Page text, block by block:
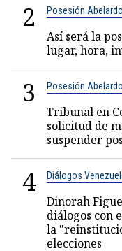
2 Posesión
Así será la
lugar, hora,
3 Posesión
Tribunal en
solicitud de
suspender
4 Diálogos
Dinorah
diálogos con
la
elecciones